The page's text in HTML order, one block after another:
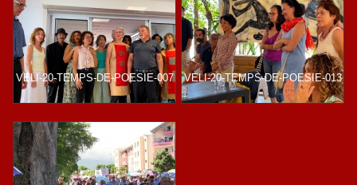
VELI-20-TEMPS-DE-POESIE-007 VELI-20-TEMPS-DE-POESIE-013